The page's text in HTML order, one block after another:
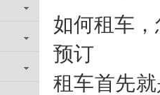
如何租车
预订
租车首先